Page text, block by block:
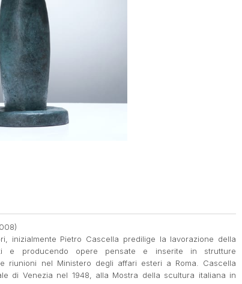
inizialmente Pietro Cascella predilige la lavorazione della
e producendo opere pensate e inserite in strutture
riunioni nel Ministero degli affari esteri a Roma. Cascella
di Venezia nel 1948, alla Mostra della scultura italiana in